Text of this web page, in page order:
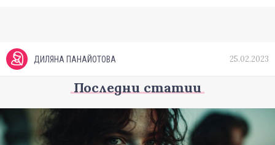
ДИЛЯНА ПАНАЙОТОВА 25.02.2023
Последни статии